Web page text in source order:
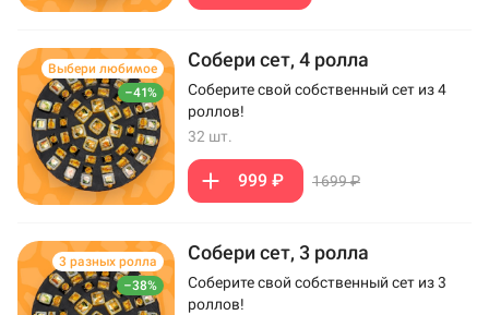
–41%
Выбери любимое Собери сет, 4 ролла
Соберите свой собственный сет из 4
роллов!
32 шт.
999 ₽ 1699 ₽
–38%
3 разных ролла Собери сет, 3 ролла
Соберите свой собственный сет из 3
роллов!